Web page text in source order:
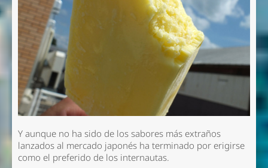
Y aunque no ha sido de los sabores más extraños
lanzados al mercado japonés ha terminado por erigirse
como el preferido de los internautas.